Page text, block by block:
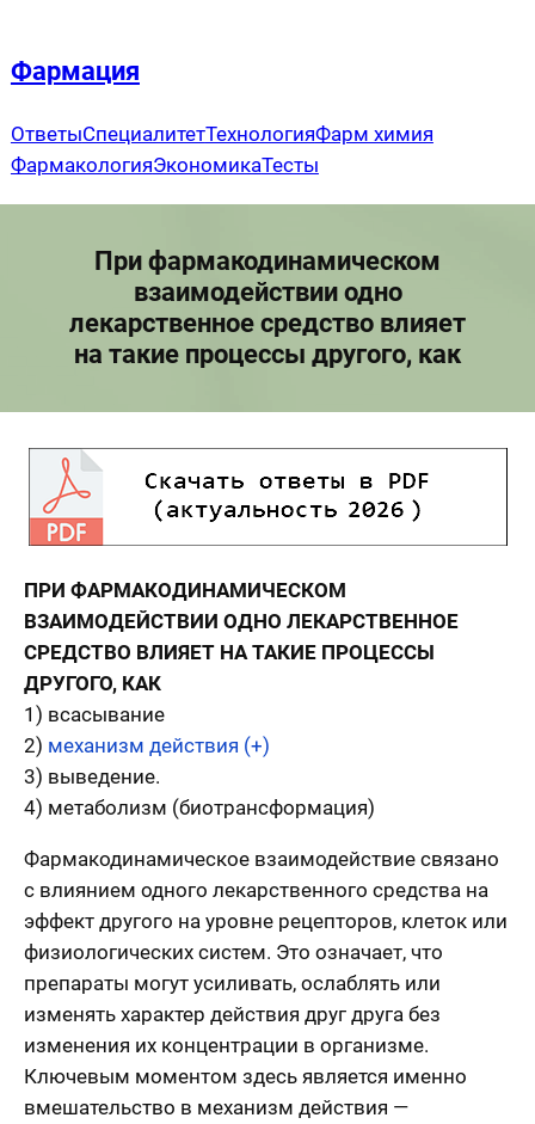
содержимому
Фармация
ОтветыСпециалитетТехнологияФарм химия
ФармакологияЭкономикаТесты
При фармакодинамическом
взаимодействии одно
лекарственное средство влияет
на такие процессы другого, как
ПРИ ФАРМАКОДИНАМИЧЕСКОМ
ВЗАИМОДЕЙСТВИИ ОДНО ЛЕКАРСТВЕННОЕ
СРЕДСТВО ВЛИЯЕТ НА ТАКИЕ ПРОЦЕССЫ
ДРУГОГО, КАК
1) всасывание
2) механизм действия (+)
3) выведение.
4) метаболизм (биотрансформация)
Фармакодинамическое взаимодействие связано
с влиянием одного лекарственного средства на
эффект другого на уровне рецепторов, клеток или
физиологических систем. Это означает, что
препараты могут усиливать, ослаблять или
изменять характер действия друг друга без
изменения их концентрации в организме.
Ключевым моментом здесь является именно
вмешательство в механизм действия —